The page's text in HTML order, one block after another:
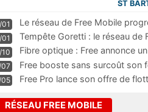
ST
Le réseau de Free Mobile
m
Tempête Goretti : le réseau de
Fibre optique : Free annonce
pass
Free booste sans surcoût son
Free Pro lance son offre de
RÉSEAU FREE MOBILE